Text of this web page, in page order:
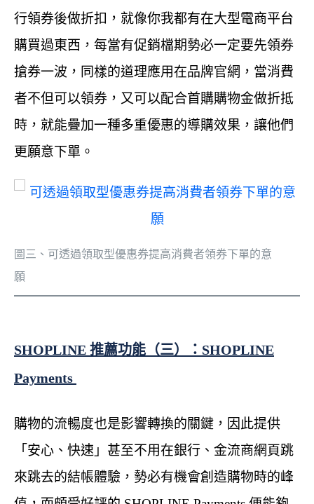
行領券後做折扣，就像你我都有在大型電商平台
購買過東西，每當有促銷檔期勢必一定要先領券
搶券一波，同樣的道理應用在品牌官網，當消費
者不但可以領券，又可以配合首購購物金做折抵
時，就能疊加一種多重優惠的導購效果，讓他們
更願意下單。
圖三、可透過領取型優惠券提高消費者領券下單的意
願
SHOPLINE 推薦功能（三）：SHOPLINE
Payments
購物的流暢度也是影響轉換的關鍵，因此提供
「安心、快速」甚至不用在銀行、金流商網頁跳
來跳去的結帳體驗，勢必有機會創造購物時的峰